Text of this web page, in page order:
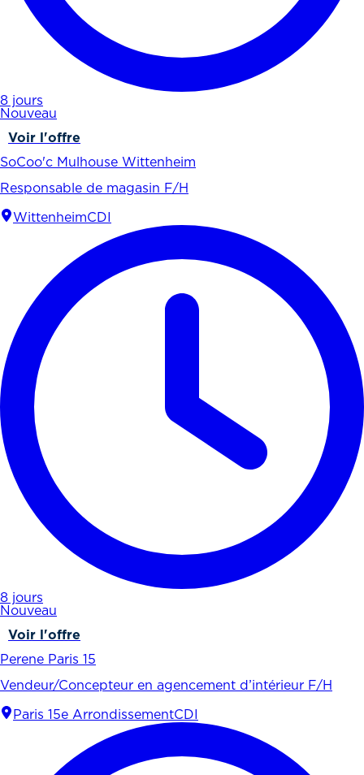
8 jours
Nouveau
Voir l'offre
SoCoo'c Mulhouse Wittenheim
Responsable de magasin F/H
WittenheimCDI
8 jours
Nouveau
Voir l'offre
Perene Paris 15
Vendeur/Concepteur en agencement d’intérieur F/H
Paris 15e ArrondissementCDI